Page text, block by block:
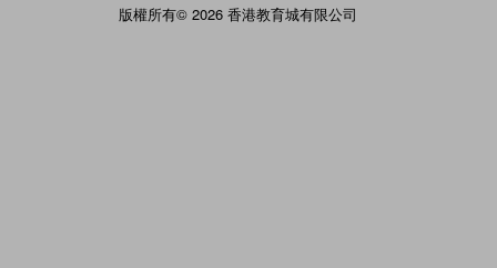
版權所有© 2026 香港教育城有限公司